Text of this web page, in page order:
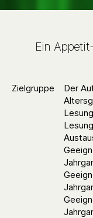
Ein
Zielgruppe
Der